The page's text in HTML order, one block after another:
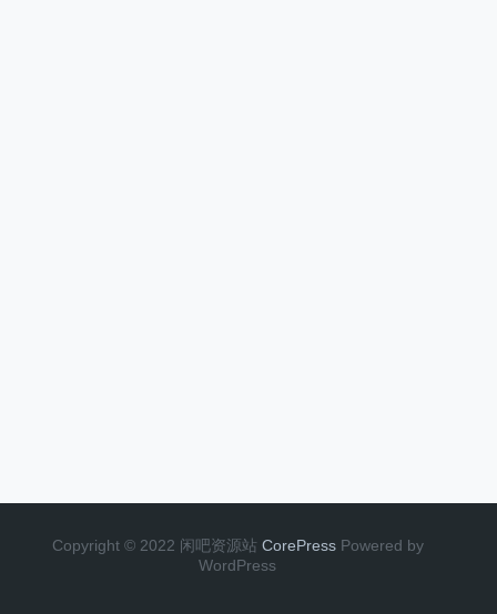
Copyright © 2022 闲吧资源站 CorePress Powered by
WordPress